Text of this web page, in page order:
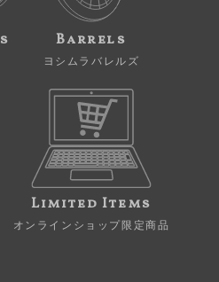
Barrels
ヨシムラバレルズ
Limited Items
オンラインショップ限定商品